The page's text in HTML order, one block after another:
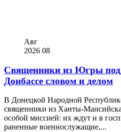
Авг
2026 08
Священники из Югры
Донбассе словом и делом
В Донецкой Народной
священники из Ханты-
особой миссией: их ждут и в
раненные военнослужащие,...